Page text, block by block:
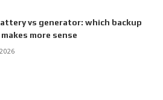
vs generator: which backup
more sense